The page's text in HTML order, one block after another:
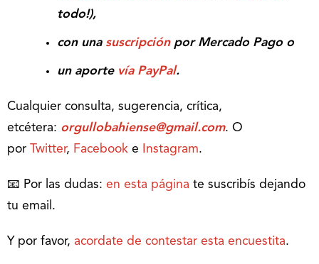
todo!),
con una suscripciónpor Mercado Pago o
un aporte vía PayPal.
Cualquier consulta, sugerencia, crítica,
etcétera: orgullobahiense@gmail.com. O
por
Twitter, Facebook e Instagram.
📧 Por las dudas: en esta página te suscribís dejando
tu email.
Y por favor, acordate de contestar esta encuestita.